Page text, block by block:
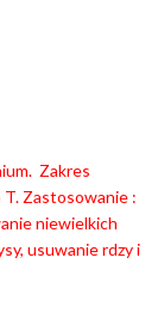
Zakres
T. Zastosowanie :
niewielkich
usuwanie rdzy i